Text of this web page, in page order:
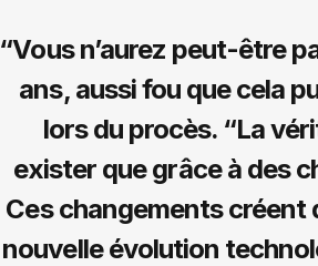
“Vous n’aurez peut-être
ans, aussi fou que cela
lors du procès. “La
exister que grâce à des
Ces changements créent
nouvelle évolution